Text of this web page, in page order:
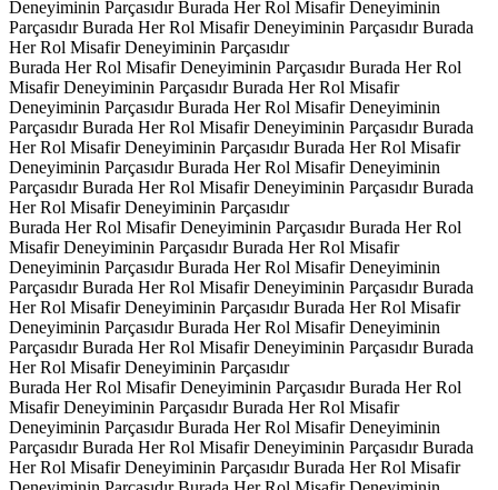
Deneyiminin Parçasıdır Burada Her Rol Misafir Deneyiminin
Parçasıdır Burada Her Rol Misafir Deneyiminin Parçasıdır Burada
Her Rol Misafir Deneyiminin Parçasıdır
Burada Her Rol Misafir Deneyiminin Parçasıdır Burada Her Rol
Misafir Deneyiminin Parçasıdır Burada Her Rol Misafir
Deneyiminin Parçasıdır Burada Her Rol Misafir Deneyiminin
Parçasıdır Burada Her Rol Misafir Deneyiminin Parçasıdır Burada
Her Rol Misafir Deneyiminin Parçasıdır Burada Her Rol Misafir
Deneyiminin Parçasıdır Burada Her Rol Misafir Deneyiminin
Parçasıdır Burada Her Rol Misafir Deneyiminin Parçasıdır Burada
Her Rol Misafir Deneyiminin Parçasıdır
Burada Her Rol Misafir Deneyiminin Parçasıdır Burada Her Rol
Misafir Deneyiminin Parçasıdır Burada Her Rol Misafir
Deneyiminin Parçasıdır Burada Her Rol Misafir Deneyiminin
Parçasıdır Burada Her Rol Misafir Deneyiminin Parçasıdır Burada
Her Rol Misafir Deneyiminin Parçasıdır Burada Her Rol Misafir
Deneyiminin Parçasıdır Burada Her Rol Misafir Deneyiminin
Parçasıdır Burada Her Rol Misafir Deneyiminin Parçasıdır Burada
Her Rol Misafir Deneyiminin Parçasıdır
Burada Her Rol Misafir Deneyiminin Parçasıdır Burada Her Rol
Misafir Deneyiminin Parçasıdır Burada Her Rol Misafir
Deneyiminin Parçasıdır Burada Her Rol Misafir Deneyiminin
Parçasıdır Burada Her Rol Misafir Deneyiminin Parçasıdır Burada
Her Rol Misafir Deneyiminin Parçasıdır Burada Her Rol Misafir